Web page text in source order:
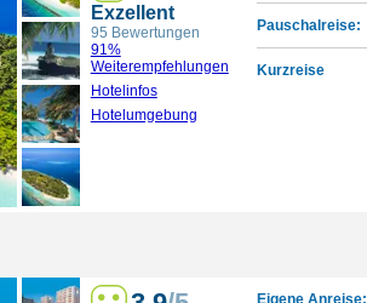
Exzellent
95 Bewertungen
91%
Weiterempfehlungen
Hotelinfos
Hotelumgebung
Pauschalreise:
Kurzreise
Eigene Anreise: